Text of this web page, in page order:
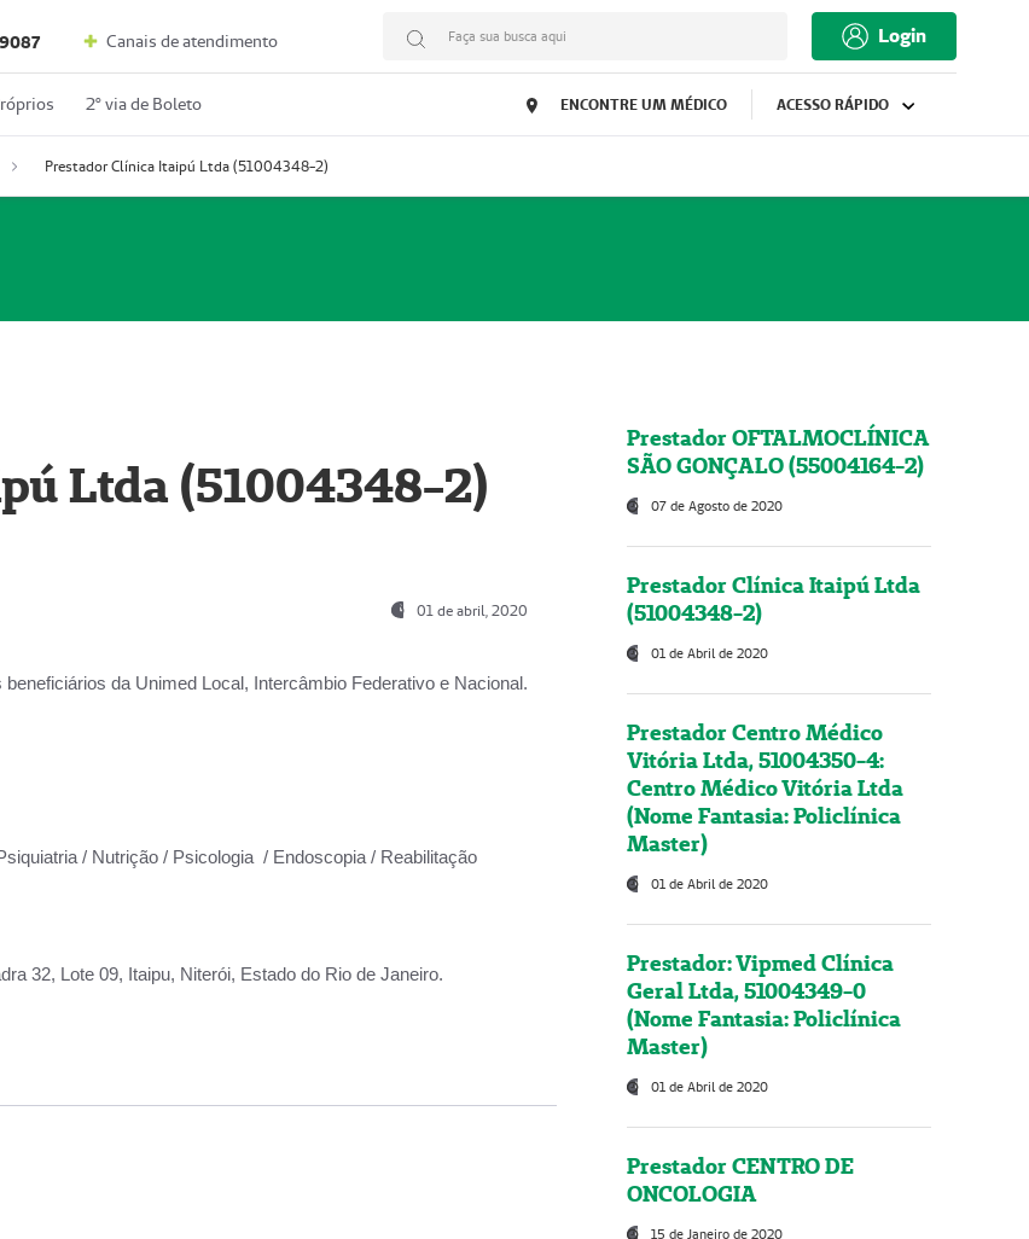
Canais de atendimento Faça sua busca aqui Login
2º via de Boleto ENCONTRE UM MÉDICO ACESSO RÁPIDO
Prestador Clínica Itaipú Ltda (51004348-2)
Ltda (51004348-2)
01 de abril, 2020
beneficiários da Unimed Local, Intercâmbio Federativo e Nacional.
/ Nutrição / Psicologia / Endoscopia / Reabilitação
32, Lote 09, Itaipu, Niterói, Estado do Rio de Janeiro.
Prestador OFTALMOCLÍNICA
SÃO GONÇALO (55004164-2)
07 de Agosto de 2020
Prestador Clínica Itaipú Ltda
(51004348-2)
01 de Abril de 2020
Prestador Centro Médico
Vitória Ltda, 51004350-4:
Centro Médico Vitória Ltda
(Nome Fantasia: Policlínica
Master)
01 de Abril de 2020
Prestador: Vipmed Clínica
Geral Ltda, 51004349-0
(Nome Fantasia: Policlínica
Master)
01 de Abril de 2020
Prestador CENTRO DE
ONCOLOGIA
15 de Janeiro de 2020